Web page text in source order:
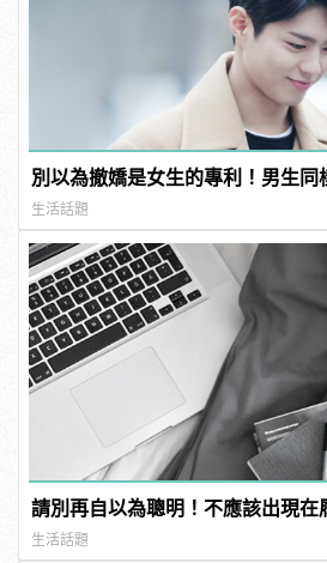
別以為撤嬌是女生的專利！男生同
生活話題
請別再自以為聰明！不應該出現在
生活話題